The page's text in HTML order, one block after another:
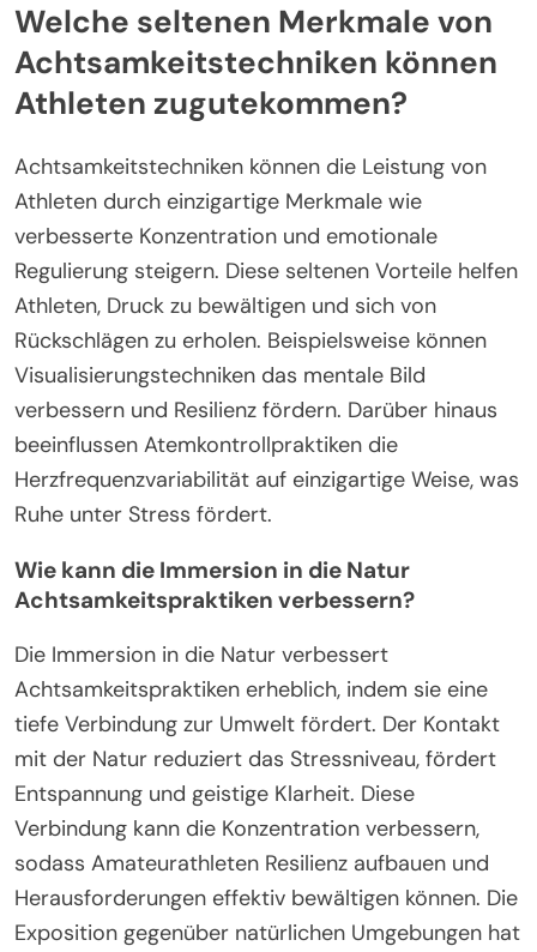
Welche seltenen Merkmale von
Achtsamkeitstechniken können
Athleten zugutekommen?
Achtsamkeitstechniken können die Leistung von
Athleten durch einzigartige Merkmale wie
verbesserte Konzentration und emotionale
Regulierung steigern. Diese seltenen Vorteile helfen
Athleten, Druck zu bewältigen und sich von
Rückschlägen zu erholen. Beispielsweise können
Visualisierungstechniken das mentale Bild
verbessern und Resilienz fördern. Darüber hinaus
beeinflussen Atemkontrollpraktiken die
Herzfrequenzvariabilität auf einzigartige Weise, was
Ruhe unter Stress fördert.
Wie kann die Immersion in die Natur
Achtsamkeitspraktiken verbessern?
Die Immersion in die Natur verbessert
Achtsamkeitspraktiken erheblich, indem sie eine
tiefe Verbindung zur Umwelt fördert. Der Kontakt
mit der Natur reduziert das Stressniveau, fördert
Entspannung und geistige Klarheit. Diese
Verbindung kann die Konzentration verbessern,
sodass Amateurathleten Resilienz aufbauen und
Herausforderungen effektiv bewältigen können. Die
Exposition gegenüber natürlichen Umgebungen hat